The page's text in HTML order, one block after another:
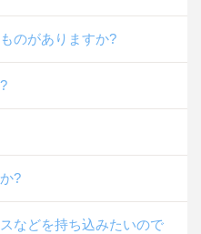
のがありますか?
?
などを持ち込みたいので